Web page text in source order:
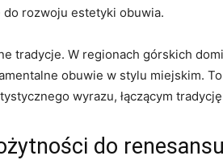
do rozwoju⁤ estetyki obuwia.
tradycje. W regionach ‍górskich⁣
obuwie w stylu miejskim.
wyrazu, ⁢łączącym
do renesansu